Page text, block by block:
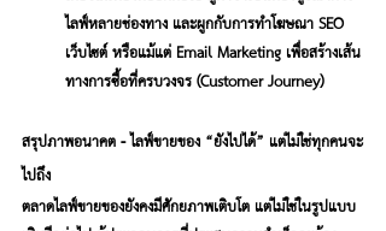
ไลฟ์หลายช่องทาง และผูกกับการทำโฆษณา SEO
เว็บไซต์ หรือแม้แต่ Email Marketing เพื่อสร้างเส้น
ทางการซื้อที่ครบวงจร (Customer Journey)
สรุปภาพอนาคต - ไลฟ์ขายของ “ยังไปได้” แต่ไม่ใช่ทุกคนจะ
ไปถึง
ตลาดไลฟ์ขายของยังคงมีศักยภาพเติบโต แต่ไม่ใช่ในรูปแบบ